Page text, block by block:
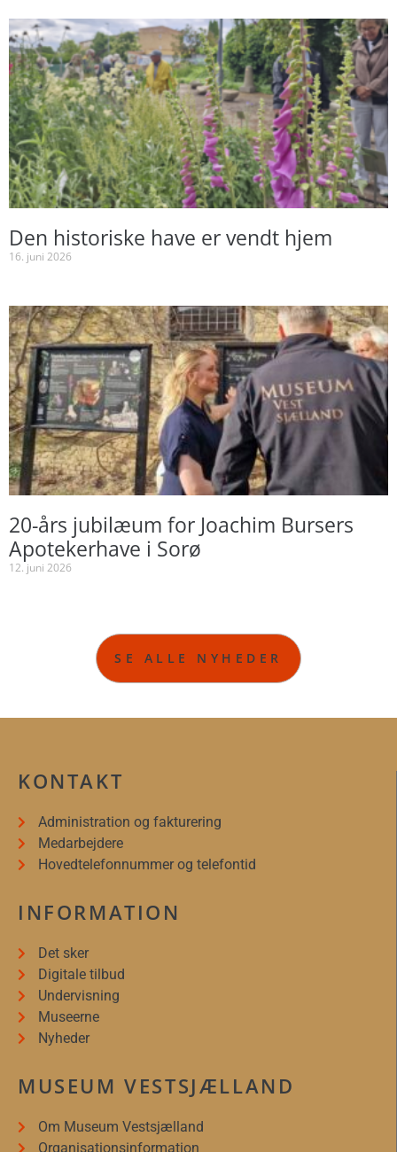
Den historiske have er vendt hjem
16. juni 2026
20-års jubilæum for Joachim Bursers
Apotekerhave i Sorø
12. juni 2026
SE ALLE NYHEDER
KONTAKT
Administration og fakturering
Medarbejdere
Hovedtelefonnummer og telefontid
INFORMATION
Det sker
Digitale tilbud
Undervisning
Museerne
Nyheder
MUSEUM VESTSJÆLLAND
Om Museum Vestsjælland
Organisationsinformation